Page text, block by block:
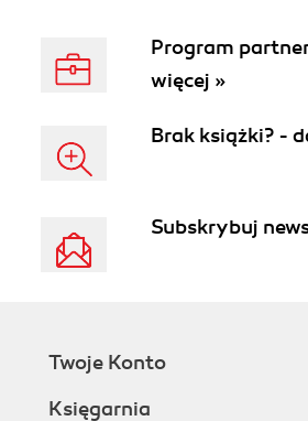
Program
więcej »
Brak książki? -
Subskrybuj
Twoje Konto
Księgarnia